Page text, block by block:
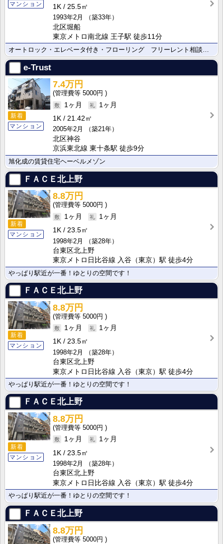
マンション
1K
25.5㎡
1993年2月
（築33年）
北区堀船
東京メトロ南北線 王子駅 徒歩11分
e-Trust
新着
マンション
7.4万円
5000円
1ヶ月
1ヶ月
1K
21.42㎡
2005年2月
（築21年）
北区神谷
京浜東北線 東十条駅 徒歩9分
旭化成の賃貸住宅ヘーベルメゾン
ＦＡＣＥ北上野
新着
マンション
8.8万円
5000円
1ヶ月
1ヶ月
1K
23.5㎡
1998年2月
（築28年）
台東区北上野
東京メトロ日比谷線 入谷（東京）駅 徒歩4分
やっぱり駅近が一番！ゆとりの空間です！
ＦＡＣＥ北上野
新着
マンション
8.8万円
5000円
1ヶ月
1ヶ月
1K
23.5㎡
1998年2月
（築28年）
台東区北上野
東京メトロ日比谷線 入谷（東京）駅 徒歩4分
やっぱり駅近が一番！ゆとりの空間です！
ＦＡＣＥ北上野
新着
マンション
8.8万円
5000円
1ヶ月
1ヶ月
1K
23.5㎡
1998年2月
（築28年）
台東区北上野
東京メトロ日比谷線 入谷（東京）駅 徒歩4分
やっぱり駅近が一番！ゆとりの空間です！
ＦＡＣＥ北上野
8.8万円
5000円